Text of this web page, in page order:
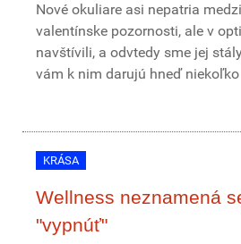
Nové okuliare asi nepatria
valentínske pozornosti, ale v
navštívili, a odvtedy sme jej
vám k nim darujú hneď
KRÁSA
Wellness neznamená
"vypnúť"